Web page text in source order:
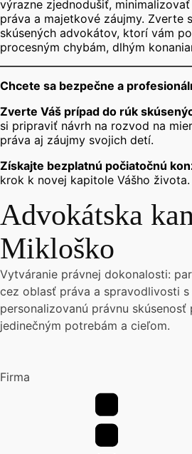
výrazne zjednodušiť,
práva a majetkové záujmy. Zverte
skúsených advokátov, ktorí vám
procesným chybám, dlhým
Chcete sa bezpečne a
Zverte Váš prípad do rúk
si pripraviť návrh na rozvod na
práva aj záujmy svojich detí.
Získajte bezplatnú počiatočnú
krok k novej kapitole Vášho života.
Advokátska
Mikloško
Vytváranie právnej dokonalosti:
cez oblasť práva a spravodlivosti
personalizovanú právnu skúsenosť
jedinečným potrebám a cieľom.
Firma